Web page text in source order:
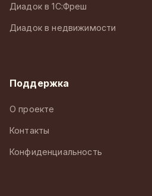
Диадок в 1С:Фреш
Диадок в недвижимости
Поддержка
О проекте
Контакты
Конфиденциальность